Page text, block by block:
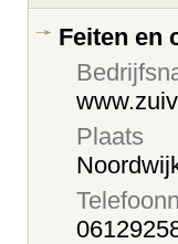
Feiten en
Plaats